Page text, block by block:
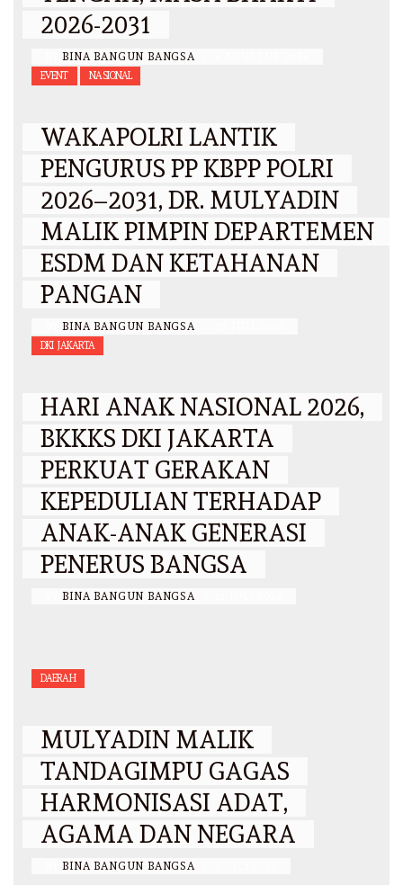
2026-2031
BINA BANGUN BANGSA
EVENT NASIONAL
WAKAPOLRI LANTIK
PENGURUS PP KBPP POLRI
2026–2031, DR. MULYADIN
MALIK PIMPIN DEPARTEMEN
ESDM DAN KETAHANAN
PANGAN
BINA BANGUN BANGSA
DKI JAKARTA
HARI ANAK NASIONAL 2026,
BKKKS DKI JAKARTA
PERKUAT GERAKAN
KEPEDULIAN TERHADAP
ANAK-ANAK GENERASI
PENERUS BANGSA
BINA BANGUN BANGSA
DAERAH
MULYADIN MALIK
TANDAGIMPU GAGAS
HARMONISASI ADAT,
AGAMA DAN NEGARA
BINA BANGUN BANGSA